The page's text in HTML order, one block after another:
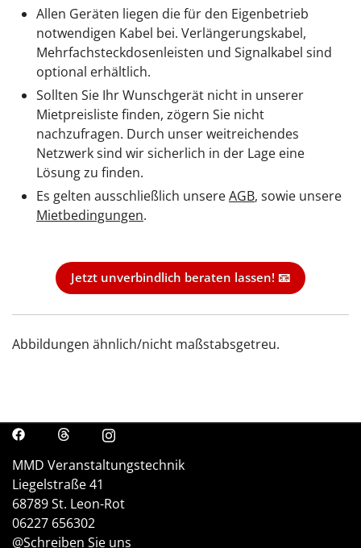
Allen Geräten liegen die für den Eigenbetrieb
notwendigen Kabel bei. Verlängerungskabel,
Mehrfachsteckdosenleisten und Signalkabel sind
optional erhältlich.
Sollten Sie Ihr Wunschgerät nicht in unserer
Mietpreisliste finden, zögern Sie nicht
nachzufragen. Durch unser weitreichendes
Netzwerk sind wir sicherlich in der Lage eine
Lösung zu finden.
Es gelten ausschließlich unsereAGB, sowie unsere
Mietbedingungen.
Jetzt unverbindlich beraten lassen! 📧
Abbildungen ähnlich/nicht maßstabsgetreu.
MMD Veranstaltungstechnik
Liegelstraße 41
68789 St. Leon-Rot
06227 656302
@Schreiben Sie uns